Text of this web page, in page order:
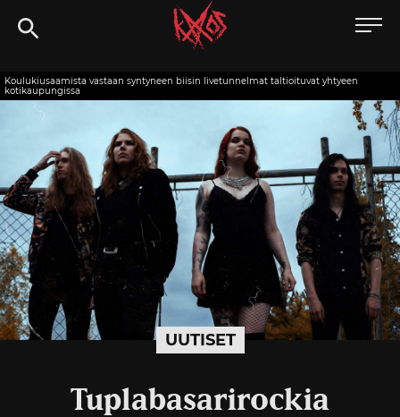
Siirry
suoraan
Kaaoszine
UUTISET
Koulukiusaamista vastaan syntyneen biisin livetunnelmat taltioituvat yhtyeen
kotikaupungissa
Tuplabasarirockia